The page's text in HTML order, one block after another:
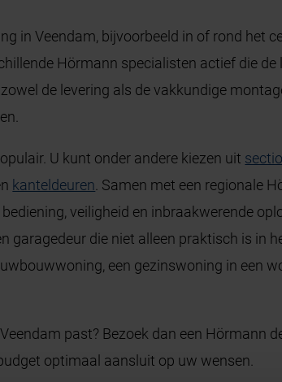
in Veendam, bijvoorbeeld in of rond het
Hörmann specialisten actief die
de levering als de vakkundige
U kunt onder andere kiezen uit
kanteldeuren. Samen met een regionale
veiligheid en inbraakwerende
garagedeur die niet alleen praktisch is in
een gezinswoning in een
past? Bezoek dan een Hörmann
optimaal aansluit op uw wensen.